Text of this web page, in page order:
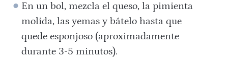
En un bol, mezcla el queso, la pimienta
molida, las yemas y bátelo hasta que
quede esponjoso (aproximadamente
durante 3-5 minutos).